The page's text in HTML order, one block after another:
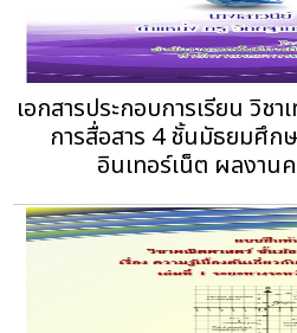
เอกสารประกอบการเรียน วิช
การสื่อสาร 4 ชั้นมัธยมศึก
อินเทอร์เน็ต ผลงาน